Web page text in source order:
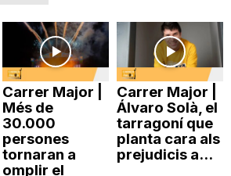
Carrer Major |
Més de
30.000
persones
tornaran a
omplir el
Carrer Major |
Álvaro Solà, el
tarragoní que
planta cara als
prejudicis a...